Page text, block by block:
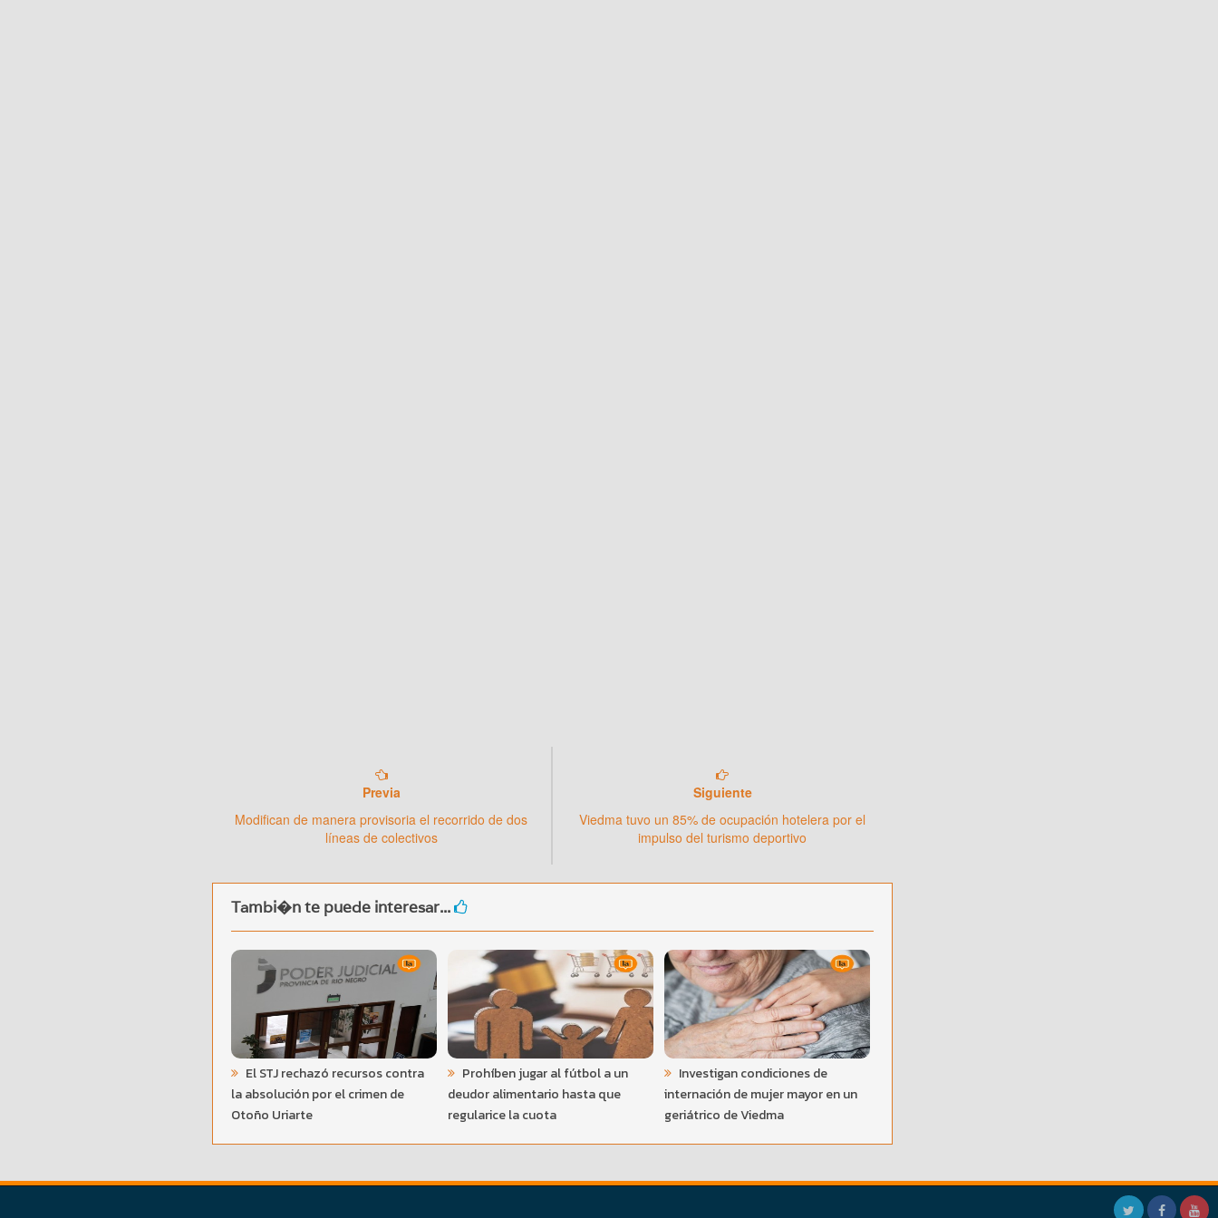
Previa
Modifican de manera provisoria el recorrido de dos
líneas de colectivos
Siguiente
Viedma tuvo un 85% de ocupación hotelera por el
impulso del turismo deportivo
Tambi�n te puede interesar...
El STJ rechazó recursos contra
la absolución por el crimen de
Otoño Uriarte
Prohíben jugar al fútbol a un
deudor alimentario hasta que
regularice la cuota
Investigan condiciones de
internación de mujer mayor en un
geriátrico de Viedma